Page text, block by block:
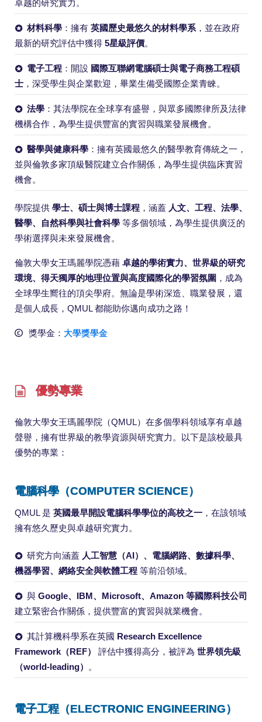
卓越的研究實力。
材料科學：擁有 英國歷史最悠久的材料學系，並在政府
最新的研究評估中獲得 5星級評價。
電子工程：開設 國際互聯網電腦碩士與電子商務工程碩
士 ，深受學生與企業歡迎，畢業生備受國際企業青睞。
法學：其法學院在全球享有盛譽，與眾多國際律所及法律
機構合作，為學生提供豐富的實習與職業發展機會。
醫學與健康科學：擁有英國最悠久的醫學教育傳統之一，
並與倫敦多家頂級醫院建立合作關係，為學生提供臨床實習
機會。
學院提供 學士、碩士與博士課程 ，涵蓋 人文、工程、法學、
醫學、自然科學與社會科學 等多個領域，為學生提供廣泛的
學術選擇與未來發展機會。
倫敦大學女王瑪麗學院憑藉 卓越的學術實力、世界級的研究
環境、得天獨厚的地理位置與高度國際化的學習氛圍 ，成為
全球學生嚮往的頂尖學府。無論是學術深造、職業發展，還
是個人成長，QMUL 都能助你邁向成功之路！
獎學金： 大學獎學金
優勢專業
倫敦大學女王瑪麗學院（QMUL）在多個學科領域享有卓越
聲譽，擁有世界級的教學資源與研究實力。以下是該校最具
優勢的專業：
電腦科學（COMPUTER SCIENCE）
QMUL 是 英國最早開設電腦科學學位的高校之一 ，在該領域
擁有悠久歷史與卓越研究實力。
研究方向涵蓋 人工智慧（AI）、電腦網路、數據科學、
機器學習、網絡安全與軟體工程 等前沿領域。
與 Google、IBM、Microsoft、Amazon 等國際科技公司
建立緊密合作關係，提供豐富的實習與就業機會。
其計算機科學系在英國
Research Excellence
Framework（REF）
評估中獲得高分，被評為 世界領先級
（world-leading）
。
電子工程（ELECTRONIC ENGINEERING）